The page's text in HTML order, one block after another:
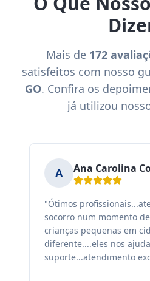
Mais de 172
satisfeitos com nosso
GO. Confira os
já utilizou
A Ana Carolina
"Ótimos
socorro num momento
crianças pequenas em
diferente....eles nos
suporte...atendimento